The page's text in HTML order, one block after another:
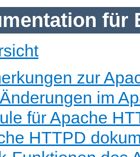
für
zur
im
für Apache
HTTPD